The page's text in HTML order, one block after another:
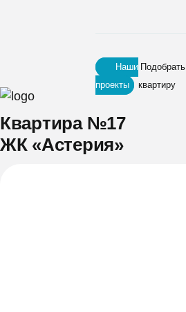
Наши
проекты
Подобрать
квартиру
Главная Новостройки•ЖК «Астерия»
Квартира №17
ЖК «Астерия»